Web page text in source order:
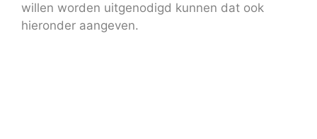
willen worden uitgenodigd kunnen dat ook
hieronder aangeven.